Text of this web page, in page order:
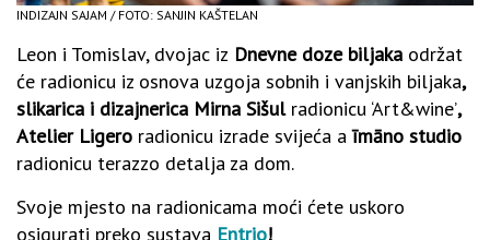
INDIZAJN SAJAM / FOTO: SANJIN KAŠTELAN
Leon i Tomislav, dvojac iz Dnevne doze biljaka održat
će radionicu iz osnova uzgoja sobnih i vanjskih biljaka,
slikarica i dizajnerica Mirna Sišul radionicu ‘Art&wine’,
Atelier Ligero radionicu izrade svijeća aīmāno studio
radionicu terazzo detalja za dom.
Svoje mjesto na radionicama moći ćete uskoro
osigurati preko sustava Entrio!